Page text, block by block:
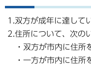
1.双方が成年に達して
2.住所について、次の
・双方が市内に住所
・一方が市内に住所